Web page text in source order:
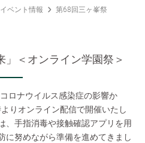
イベント情報 第68回三ヶ峯祭
」＜オンライン学園祭＞
ロナウイルス感染症の影響か
りオンライン配信で開催いたし
、手指消毒や接触確認アプリを用
に努めながら準備を進めてきまし